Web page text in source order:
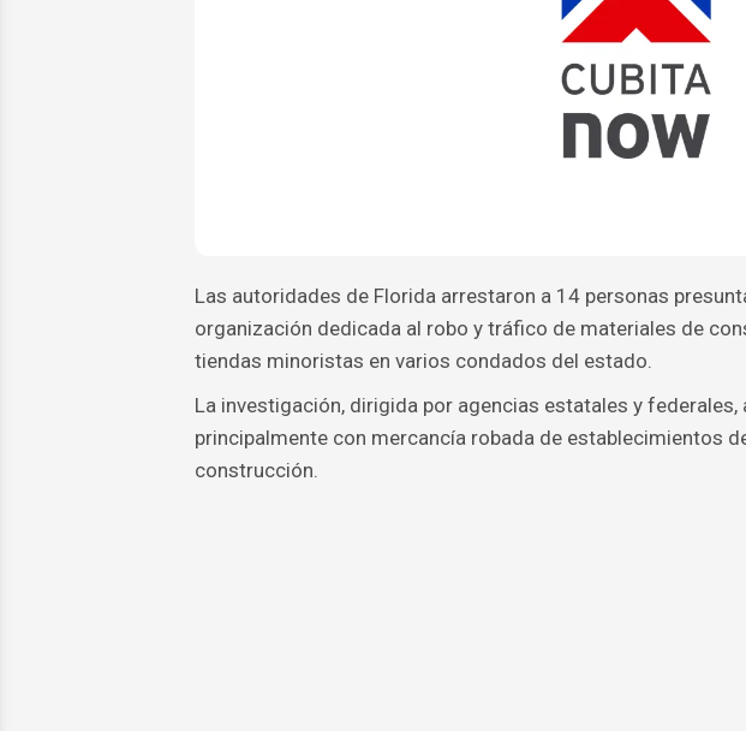
Las autoridades de Florida arrestaron a 14 personas
organización dedicada al robo y tráfico de materiales de
tiendas minoristas en varios condados del estado.
La investigación, dirigida por agencias estatales y federales,
principalmente con mercancía robada de establecimientos
construcción.